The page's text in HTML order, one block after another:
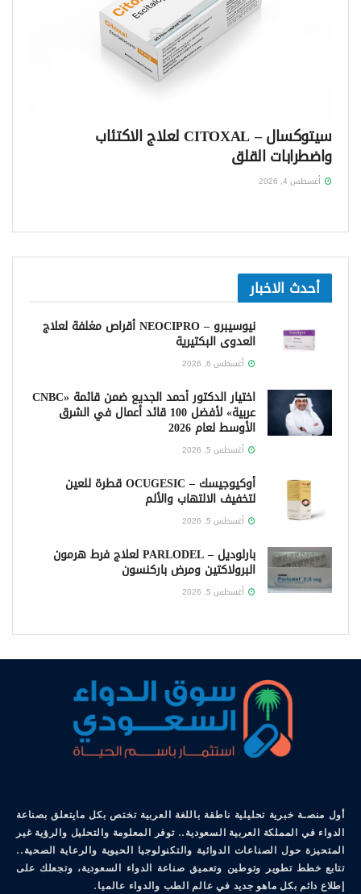
سيتوكسال – CITOXAL لعلاج الاكتئاب
واضطرابات القلق
أغسطس 4, 2026
أحدث الاخبار
نيوسيبرو – NEOCIPRO أقراص مغلفة لعلاج
العدوى البكتيرية
أغسطس 6, 2026
اختيار الدكتور أحمد الجديع ضمن قائمة «CNBC
عربية» لأفضل 100 قائد أعمال في الشرق
الأوسط لعام 2026
أغسطس 5, 2026
أوكيوجيسك – OCUGESIC قطرة للعين
لتخفيف الالتهاب والألم
أغسطس 5, 2026
بارلوديل – PARLODEL لعلاج فرط هرمون
البرولاكتين ومرض باركنسون
أغسطس 5, 2026
أول منصـة خبرية تحليلية ناطقة باللغة العربية تختص بكل مايتعلق بصناعة
الدواء في المملكة العربية السعودية.. توفر المعلومة والتحليل والرؤية غير
المتحيزة حول الصناعات الدوائية والتكنولوجيا الحيوية والرعاية الصحية..
تتابع خطط تطوير وتوطين وتعميق صناعة الدواء السعودية، وتجعلك على
إطلاع دائم بكل ماهو جديد في عالم الطب والدواء عالميا.